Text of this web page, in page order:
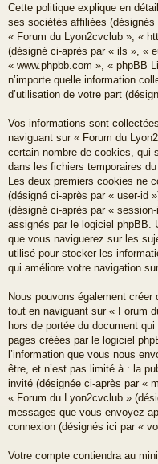
de
Cette politique explique en
ses sociétés affiliées
« Forum du Lyon2cvclub », «
(désigné ci-après par « ils », «
« www.phpbb.com », « phpBB
n’importe quelle information
d’utilisation de votre part
Vos informations sont
naviguant sur « Forum du
certain nombre de cookies, qui
dans les fichiers temporaires
Les deux premiers cookies ne
(désigné ci-après par « user-id
(désigné ci-après par «
assignés par le logiciel phpBB.
que vous naviguerez sur les
utilisé pour stocker les
qui améliore votre navigation
Nous pouvons également
tout en naviguant sur « Forum
hors de portée du document
pages créées par le logiciel
l’information que vous nous
être, et n’est pas limité à : la
invité (désignée ci-après par «
« Forum du Lyon2cvclub »
messages que vous envoyez
connexion (désignés ici par «
Votre compte contiendra au